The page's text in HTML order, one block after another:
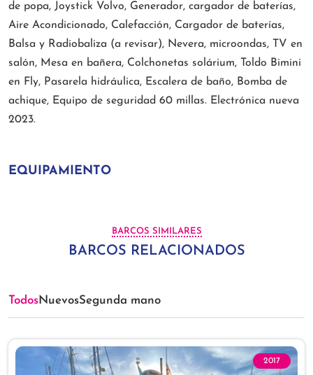
de popa, Joystick Volvo, Generador, cargador de baterías,
Aire Acondicionado, Calefacción, Cargador de baterías,
Balsa y Radiobaliza (a revisar), Nevera, microondas, TV en
salón, Mesa en bañera, Colchonetas solárium, Toldo Bimini
en Fly, Pasarela hidráulica, Escalera de baño, Bomba de
achique, Equipo de seguridad 60 millas. Electrónica nueva
2023.
EQUIPAMIENTO
BARCOS SIMILARES
BARCOS RELACIONADOS
TodosNuevosSegunda mano
2017